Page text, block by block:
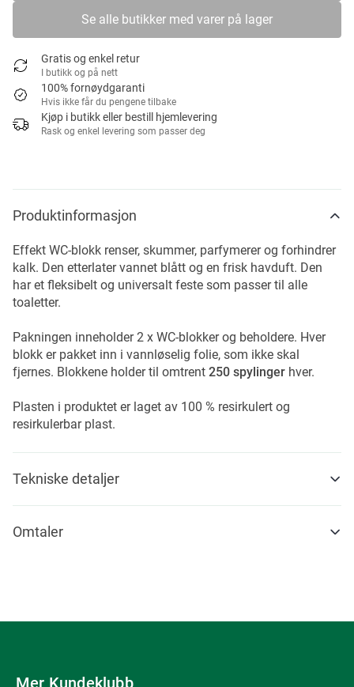
Se alle butikker med varer på lager
Gratis og enkel retur
I butikk og på nett
100% fornøydgaranti
Hvis ikke får du pengene tilbake
Kjøp i butikk eller bestill hjemlevering
Rask og enkel levering som passer deg
Produktinformasjon
Effekt WC-blokk renser, skummer, parfymerer og forhindrer
kalk. Den etterlater vannet blått og en frisk havduft. Den
har et fleksibelt og universalt feste som passer til alle
toaletter.
Pakningen inneholder 2 x WC-blokker og beholdere. Hver
blokk er pakket inn i vannløselig folie, som ikke skal
fjernes. Blokkene holder til omtrent 250 spylinger hver.
Plasten i produktet er laget av 100 % resirkulert og
resirkulerbar plast.
Tekniske detaljer
Omtaler
Mer Kundeklubb